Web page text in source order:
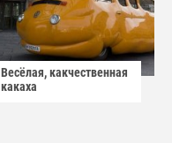
Весёлая, какчественная
какаха